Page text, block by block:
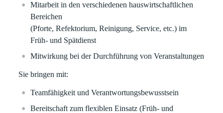
Mitarbeit in den verschiedenen hauswirtschaftlichen
Bereichen
(Pforte, Refektorium, Reinigung, Service, etc.) im
Früh- und Spätdienst
Mitwirkung bei der Durchführung von Veranstaltungen
Sie bringen mit:
Teamfähigkeit und Verantwortungsbewusstsein
Bereitschaft zum flexiblen Einsatz (Früh- und